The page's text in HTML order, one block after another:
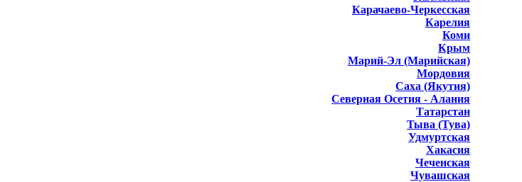
Карачаево-Черкесская
Карелия
Коми
Крым
Марий-Эл (Марийская)
Мордовия
Саха (Якутия)
Северная Осетия - Алания
Татарстан
Тыва (Тува)
Удмуртская
Хакасия
Чеченская
Чувашская